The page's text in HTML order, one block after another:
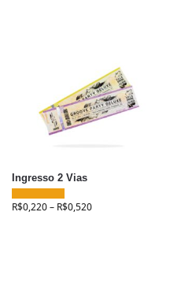
Ingresso 2 Vias
R$0,220– R$0,520